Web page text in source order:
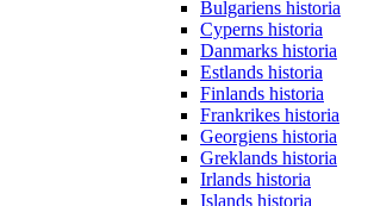
Bulgariens historia
Cyperns historia
Danmarks historia
Estlands historia
Finlands historia
Frankrikes historia
Georgiens historia
Greklands historia
Irlands historia
Islands historia